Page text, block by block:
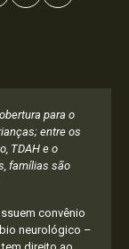
para o
entre os
TDAH e o
famílias são
convênio
neurológico –